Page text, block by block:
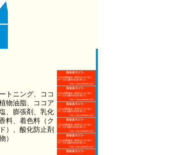
トニング、ココ
物油脂、ココア
、膨張剤、乳化
料、着色料（ク
）、酸化防止剤
）